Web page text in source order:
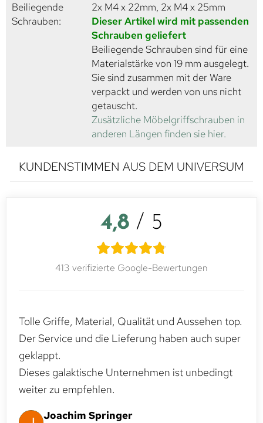
Beiliegende
Schrauben:
2x M4 x 22mm, 2x M4 x 25mm
Dieser Artikel wird mit passenden
Schrauben geliefert
Beiliegende Schrauben sind für eine
Materialstärke von 19 mm ausgelegt.
Sie sind zusammen mit der Ware
verpackt und werden von uns nicht
getauscht.
Zusätzliche Möbelgriffschrauben in
anderen Längen finden sie hier.
KUNDENSTIMMEN AUS DEM UNIVERSUM
4,8 / 5
413 verifizierte Google-Bewertungen
Tolle Griffe, Material, Qualität und Aussehen top.
Der Service und die Lieferung haben auch super
geklappt.
Dieses galaktische Unternehmen ist unbedingt
weiter zu empfehlen.
Joachim Springer